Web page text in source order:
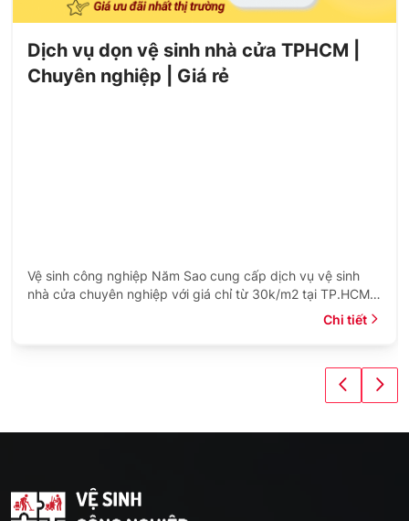
Dịch vụ dọn vệ sinh nhà cửa TPHCM |
Chuyên nghiệp | Giá rẻ
Vệ sinh công nghiệp Năm Sao cung cấp dịch vụ vệ sinh
nhà cửa chuyên nghiệp với giá chỉ từ 30k/m2 tại TP.HCM.
Chi tiết